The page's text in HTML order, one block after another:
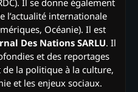
Il se donne également
l’actualité internationale
Océanie). Il est
Des Nations SARLU. Il
et des reportages
la politique à la culture,
et les enjeux sociaux.